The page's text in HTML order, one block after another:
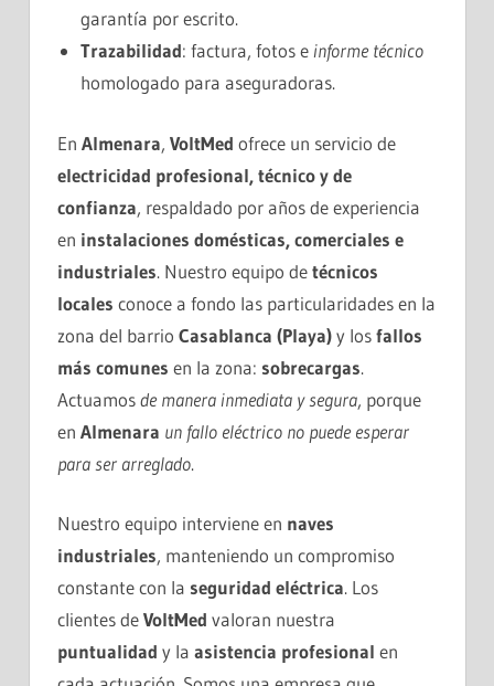
garantía por escrito.
Trazabilidad: factura, fotos einforme técnico
homologado para aseguradoras.
En Almenara, VoltMed ofrece un servicio de
electricidad profesional, técnico y de
confianza, respaldado por años de experiencia
en instalaciones domésticas, comerciales e
industriales. Nuestro equipo detécnicos
locales conoce a fondo las particularidades en la
zona del barrio Casablanca (Playa)y losfallos
más comunes en la zona: sobrecargas.
Actuamosde manera inmediata y segura, porque
en Almenara un fallo eléctrico no puede esperar
para ser arreglado.
Nuestro equipo interviene en naves
industriales, manteniendo un compromiso
constante con la seguridad eléctrica. Los
clientes deVoltMed valoran nuestra
puntualidad y la asistencia profesional en